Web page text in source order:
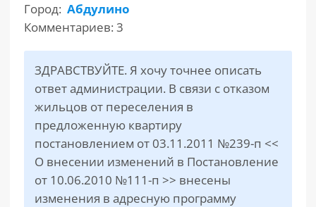
Город: Абдулино
Комментариев: 3
ЗДРАВСТВУЙТЕ. Я хочу точнее описать
ответ администрации. В связи с отказом
жильцов от переселения в
предложенную квартиру
постановлением от 03.11.2011 №239-п <<
О внесении изменений в Постановление
от 10.06.2010 №111-п >> внесены
изменения в адресную программу